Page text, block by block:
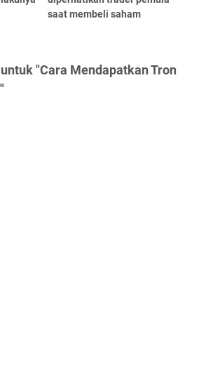
saat membeli saham
"Cara Mendapatkan Tron